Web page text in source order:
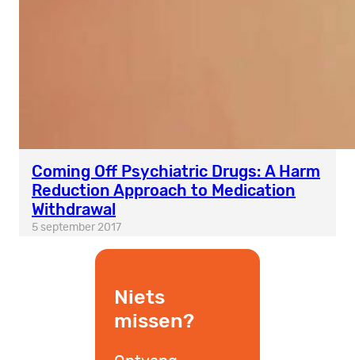
Coming Off Psychiatric Drugs: A Harm
Reduction Approach to Medication
Withdrawal
5 september 2017
Niets
missen?